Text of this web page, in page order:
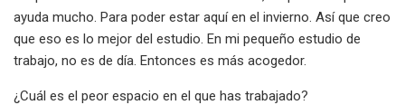
ayuda mucho. Para poder estar aquí en el invierno. Así que creo
que eso es lo mejor del estudio. En mi pequeño estudio de
trabajo, no es de día. Entonces es más acogedor.
¿Cuál es el peor espacio en el que has trabajado?